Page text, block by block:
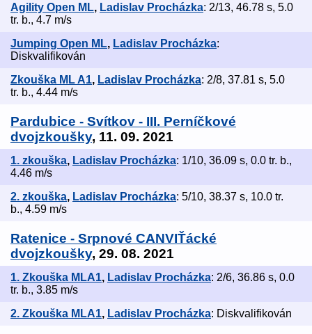
Agility Open ML, Ladislav Procházka: 2/13, 46.78 s, 5.0
tr. b., 4.7 m/s
Jumping Open ML, Ladislav Procházka:
Diskvalifikován
Zkouška ML A1, Ladislav Procházka: 2/8, 37.81 s, 5.0
tr. b., 4.44 m/s
Pardubice - Svítkov - III. Perníčkové
dvojzkoušky, 11. 09. 2021
1. zkouška, Ladislav Procházka: 1/10, 36.09 s, 0.0 tr. b.,
4.46 m/s
2. zkouška, Ladislav Procházka: 5/10, 38.37 s, 10.0 tr.
b., 4.59 m/s
Ratenice - Srpnové CANVIŤácké
dvojzkoušky, 29. 08. 2021
1. Zkouška MLA1, Ladislav Procházka: 2/6, 36.86 s, 0.0
tr. b., 3.85 m/s
2. Zkouška MLA1, Ladislav Procházka: Diskvalifikován